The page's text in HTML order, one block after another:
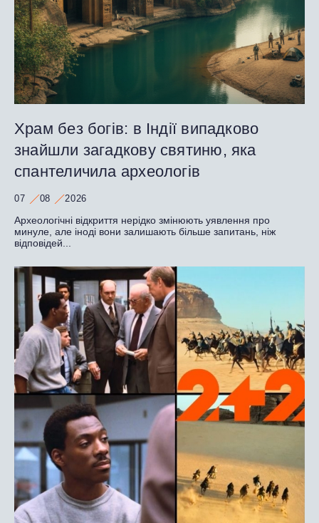
Храм без богів: в Індії випадково
знайшли загадкову святиню, яка
спантеличила археологів
07 08 2026
Археологічні відкриття нерідко змінюють уявлення про
минуле, але іноді вони залишають більше запитань, ніж
відповідей...